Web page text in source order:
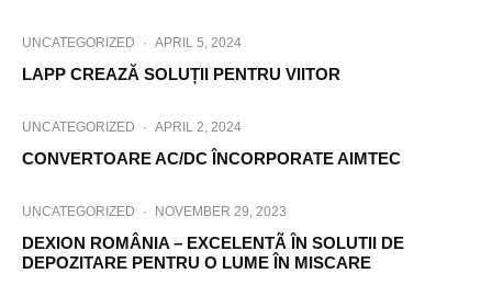
UNCATEGORIZED · APRIL 5, 2024
LAPP CREAZĂ SOLUȚII PENTRU VIITOR
UNCATEGORIZED · APRIL 2, 2024
CONVERTOARE AC/DC ÎNCORPORATE AIMTEC
UNCATEGORIZED · NOVEMBER 29, 2023
DEXION ROMÂNIA – EXCELENTÃ ÎN SOLUTII DE
DEPOZITARE PENTRU O LUME ÎN MISCARE